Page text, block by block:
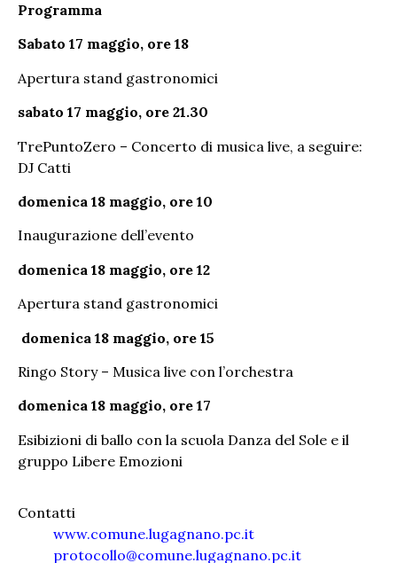
Programma
Sabato 17 maggio, ore 18
Apertura stand gastronomici
sabato 17 maggio, ore 21.30
TrePuntoZero – Concerto di musica live, a seguire:
DJ Catti
domenica 18 maggio, ore 10
Inaugurazione dell’evento
domenica 18 maggio, ore 12
Apertura stand gastronomici
domenica 18 maggio, ore 15
Ringo Story – Musica live con l’orchestra
domenica 18 maggio, ore 17
Esibizioni di ballo con la scuola Danza del Sole e il
gruppo Libere Emozioni
Contatti
www.comune.lugagnano.pc.it
protocollo@comune.lugagnano.pc.it